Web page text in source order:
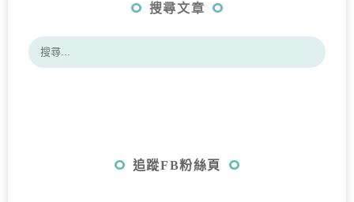
搜尋文章
追蹤FB粉絲頁